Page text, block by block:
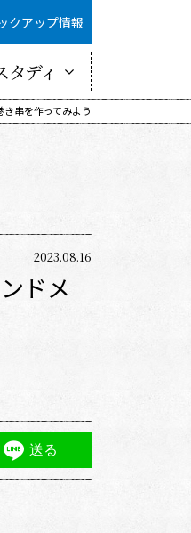
クアップ情報
タディ
串を作ってみよう
2023.08.16
ドメ
送る